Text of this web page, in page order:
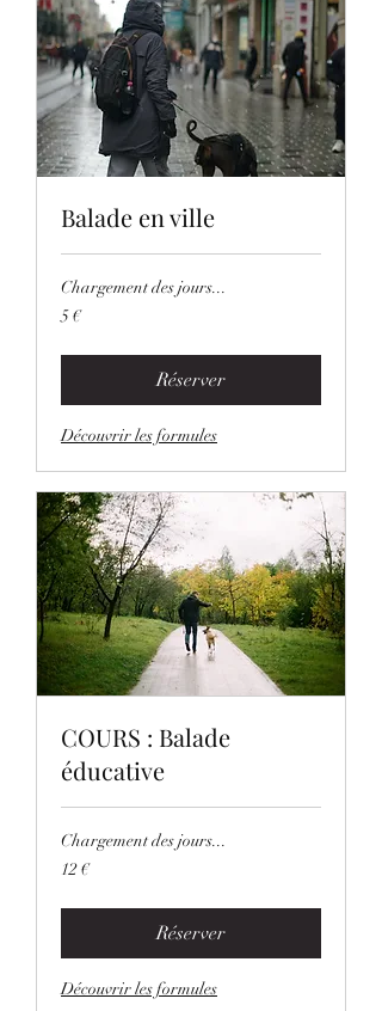
Balade en ville
Chargement des jours...
5
euros
5 €
Réserver
Découvrir les formules
COURS : Balade
éducative
Chargement des jours...
12
euros
12 €
Réserver
Découvrir les formules